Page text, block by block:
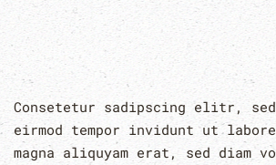
Consetetur sadipscing elitr, sed
eirmod tempor invidunt ut
magna aliquyam erat, sed diam